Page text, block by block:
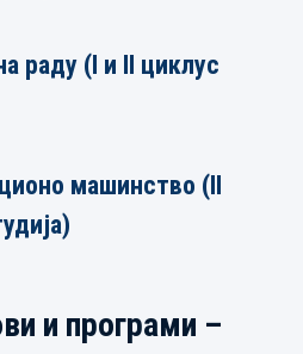
раду (I и II циклус
машинство (II
и програми –